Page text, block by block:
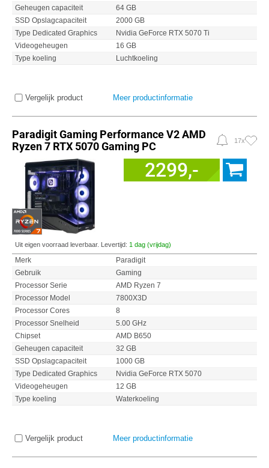
Geheugen capaciteit
64 GB
SSD Opslagcapaciteit
2000 GB
Type Dedicated Graphics
Nvidia GeForce RTX 5070 Ti
Videogeheugen
16 GB
Type koeling
Luchtkoeling
Vergelijk product Meer productinformatie
Paradigit Gaming Performance V2 AMD
Ryzen 7 RTX 5070 Gaming PC
17x
2299,-
Uit eigen voorraad leverbaar. Levertijd: 1 dag (vrijdag)
Merk
Paradigit
Gebruik
Gaming
Processor Serie
AMD Ryzen 7
Processor Model
7800X3D
Processor Cores
8
Processor Snelheid
5.00 GHz
Chipset
AMD B650
Geheugen capaciteit
32 GB
SSD Opslagcapaciteit
1000 GB
Type Dedicated Graphics
Nvidia GeForce RTX 5070
Videogeheugen
12 GB
Type koeling
Waterkoeling
Vergelijk product Meer productinformatie